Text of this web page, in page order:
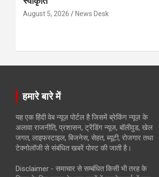
August 5, 2026 News Desk
हमारे बारे में
यह एक हिंदी वेब न्यूज़ पोर्टल है जिसमें ब्रेकिंग न्यूज़ के
अलावा राजनीति, प्रशासन, ट्रेंडिंग न्यूज, बॉलीवुड, खेल
जगत, लाइफस्टाइल, बिजनेस, सेहत, ब्यूटी, रोजगार तथा
टेक्नोलॉजी से संबंधित खबरें पोस्ट की जाती है।
Disclaimer - समाचार से सम्बंधित किसी भी तरह के